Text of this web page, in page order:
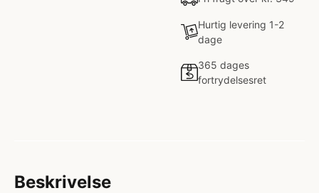
Hurtig levering 1-2
dage
365 dages
fortrydelsesret
Beskrivelse